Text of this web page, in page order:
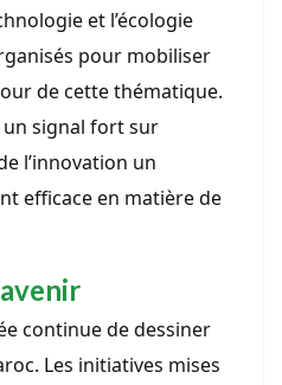
et l’écologie
pour mobiliser
de cette thématique.
un signal fort sur
l’innovation un
efficace en matière de
continue de dessiner
Les initiatives mises